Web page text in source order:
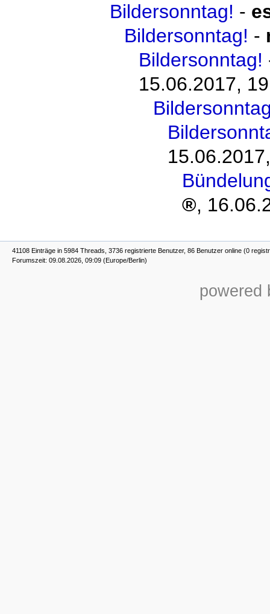
Bildersonntag! -
Bildersonntag! -
Bildersonntag!
15.06.2017,
,
41108 Einträge in 5984 Threads, 3736 registrierte Benutzer, 86 Benutzer online (0
Forumszeit: 09.08.2026, 09:09 (Europe/Berlin)
powered